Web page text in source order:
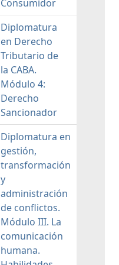
Consumidor
Diplomatura
en Derecho
Tributario de
la CABA.
Módulo 4:
Derecho
Sancionador
Diplomatura en
gestión,
transformación
y
administración
de conflictos.
Módulo III. La
comunicación
humana.